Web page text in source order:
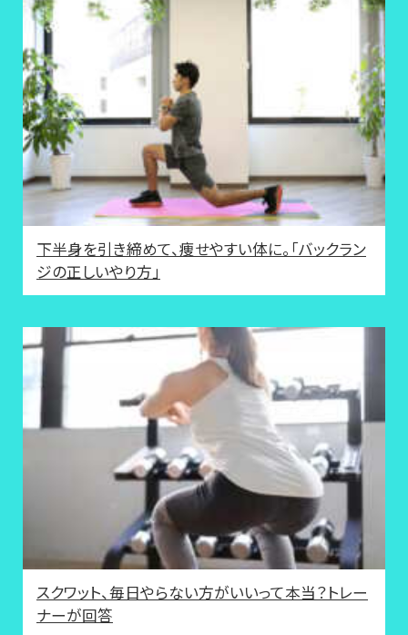
下半身を引き締めて、痩せやすい体に。「バックラン
ジの正しいやり方」
スクワット、毎日やらない方がいいって本当？トレー
ナーが回答